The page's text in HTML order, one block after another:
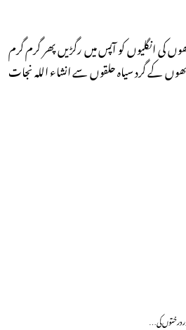
کی انگلیوں کو آپس میں رگڑیں پھر گرم گرم
کے گرد سیاہ حلقوں سے انشاء اللہ نجات
درختوں کی…